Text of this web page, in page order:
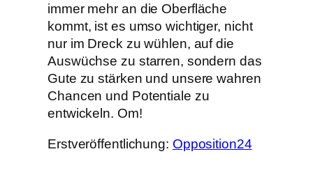
immer mehr an die Oberfläche
kommt, ist es umso wichtiger, nicht
nur im Dreck zu wühlen, auf die
Auswüchse zu starren, sondern das
Gute zu stärken und unsere wahren
Chancen und Potentiale zu
entwickeln. Om!
Erstveröffentlichung: Opposition24